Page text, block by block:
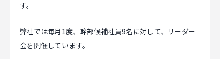
す。
弊社では毎月1度、幹部候補社員9名に対して、リーダー
会を開催しています。